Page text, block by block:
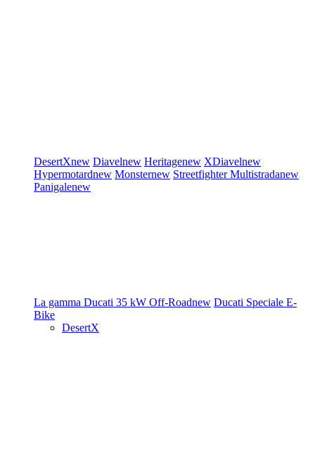
DesertXnew Diavelnew Heritagenew XDiavelnew
Hypermotardnew Monsternew StreetfighterMultistradanew
Panigalenew
La gamma Ducati 35 kW Off-Roadnew Ducati Speciale E-
Bike
DesertX